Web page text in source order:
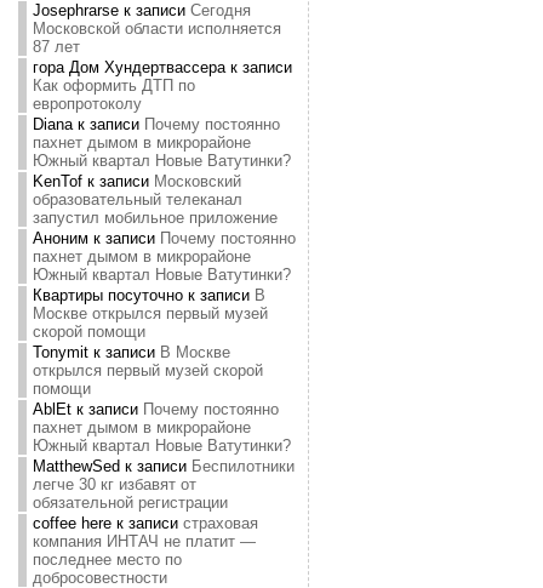
Josephrarseк записи Сегодня
Московской области исполняется
87 лет
гора Дом Хундертвассерак записи
Как оформить ДТП по
европротоколу
Dianaк записи Почему постоянно
пахнет дымом в микрорайоне
Южный квартал Новые Ватутинки?
KenTofк записи Московский
образовательный телеканал
запустил мобильное приложение
Аноним к записи Почему постоянно
пахнет дымом в микрорайоне
Южный квартал Новые Ватутинки?
Квартиры посуточнок записи В
Москве открылся первый музей
скорой помощи
Tonymitк записи В Москве
открылся первый музей скорой
помощи
AblEtк записи Почему постоянно
пахнет дымом в микрорайоне
Южный квартал Новые Ватутинки?
MatthewSed к записи Беспилотники
легче 30 кг избавят от
обязательной регистрации
coffee hereк записи страховая
компания ИНТАЧ не платит —
последнее место по
добросовестности